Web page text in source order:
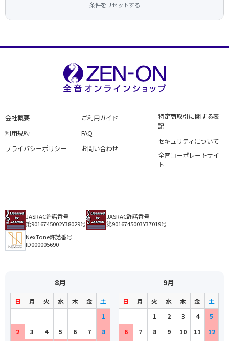
条件をリセットする
会社概要
利用規約
プライバシーポリシー
ご利用ガイド
FAQ
お問い合わせ
特定商取引に関する表
記
セキュリティについて
全音コーポレートサイ
ト
JASRAC許諾番号
第9016745002Y38029号
JASRAC許諾番号
第9016745003Y37019号
NexTone許諾番号
ID000005690
8月
日 月 火 水 木 金
土
1
2
3 4 5 6 7 8
9月
日 月 火 水 木 金
土
1
2 3 4
5
6
7 8 9 10 11 12